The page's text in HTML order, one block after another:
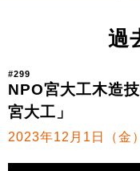
過
#299
NPO宮大工木造
宮大工」
2023年12月1日（金